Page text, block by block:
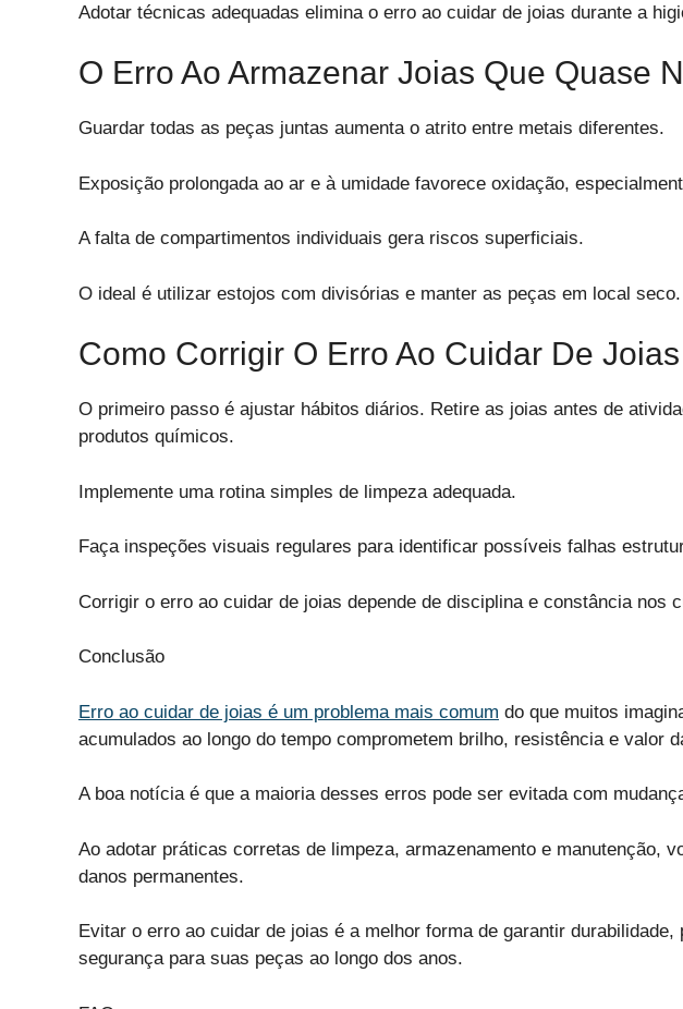
Adotar técnicas adequadas elimina o erro ao cuidar de joias durante a
O Erro Ao Armazenar Joias Que Quase
Guardar todas as peças juntas aumenta o atrito entre metais diferentes.
Exposição prolongada ao ar e à umidade favorece oxidação,
A falta de compartimentos individuais gera riscos superficiais.
O ideal é utilizar estojos com divisórias e manter as peças em local seco.
Como Corrigir O Erro Ao Cuidar De
O primeiro passo é ajustar hábitos diários. Retire as joias antes de
produtos químicos.
Implemente uma rotina simples de limpeza adequada.
Faça inspeções visuais regulares para identificar possíveis falhas
Corrigir o erro ao cuidar de joias depende de disciplina e constância nos
Conclusão
Erro ao cuidar de joias é um problema mais comum do que muitos
acumulados ao longo do tempo comprometem brilho, resistência e valor
A boa notícia é que a maioria desses erros pode ser evitada com
Ao adotar práticas corretas de limpeza, armazenamento e manutenção,
danos permanentes.
Evitar o erro ao cuidar de joias é a melhor forma de garantir
segurança para suas peças ao longo dos anos.